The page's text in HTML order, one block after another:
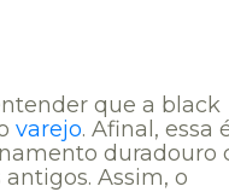
que a black
varejo. Afinal, essa
duradouro
Assim, o